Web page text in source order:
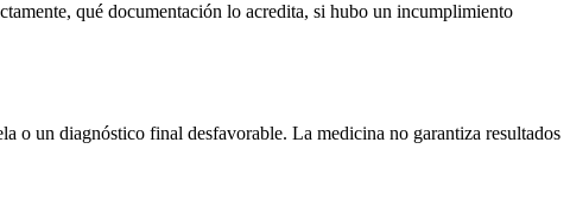
qué documentación lo acredita, si hubo un incumplimiento
o un diagnóstico final desfavorable. La medicina no garantiza resultados